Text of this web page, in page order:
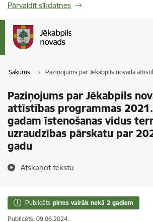
Pārvaldīt sīkdatnes
Sākums Paziņojums par Jēkabpils novada
Paziņojums par Jēkabpils
attīstības programmas
gadam īstenošanas vidus
uzraudzības pārskatu par
gadu
Atskaņot tekstu
Publicēts pirms vairāk nekā 2 gadiem
Publicēts: 09.06.2024.